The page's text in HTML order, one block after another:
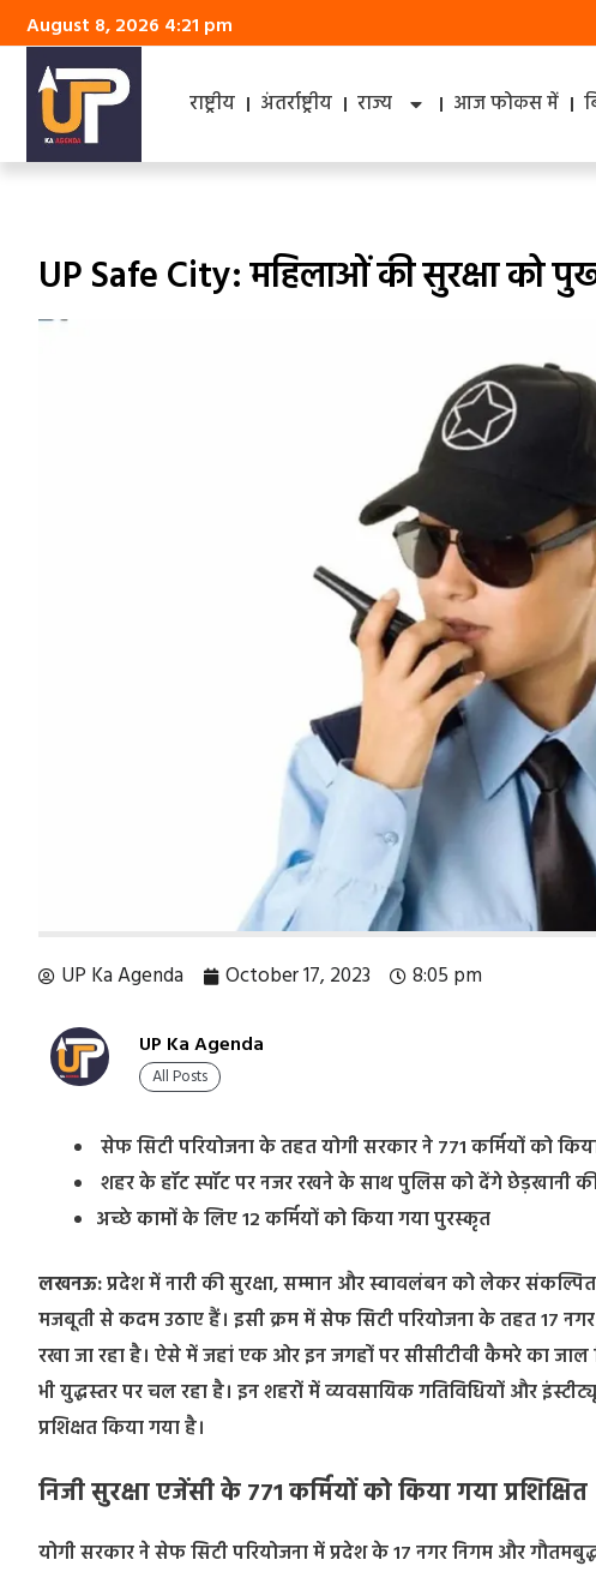
August 8, 2026 4:21 pm
राष्ट्रीय अंतर्राष्ट्रीय राज्य आज फोकस में
UP Safe City: महिलाओं की सुरक्षा को
UP Ka Agenda October 17, 2023 8:05 pm
UP Ka Agenda
All Posts
सेफ सिटी परियोजना के तहत योगी सरकार ने 771 कर्मियों को किया
शहर के हॉट स्पॉट पर नजर रखने के साथ पुलिस को देंगे छेड़खानी
अच्छे कामों के लिए 12 कर्मियाें को किया गया पुरस्कृत
लखनऊ:प्रदेश में नारी की सुरक्षा, सम्मान और स्वावलंबन को लेकर
मजबूती से कदम उठाए हैं। इसी क्रम में सेफ सिटी परियोजना के तहत 17
रखा जा रहा है। ऐसे में जहां एक ओर इन जगहों पर सीसीटीवी कैमरे का जाल
भी युद्धस्तर पर चल रहा है। इन शहरों में व्यवसायिक गतिविधियों और
प्रशिक्षत किया गया है।
निजी सुरक्षा एजेंसी के 771 कर्मियों को किया गया प्रशिक्षित
योगी सरकार ने सेफ सिटी परियोजना में प्रदेश के 17 नगर निगम और